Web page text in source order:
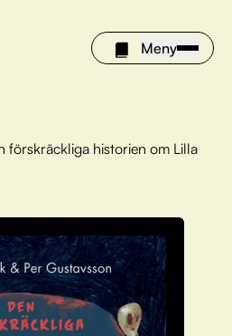
Meny
förskräckliga historien om Lilla